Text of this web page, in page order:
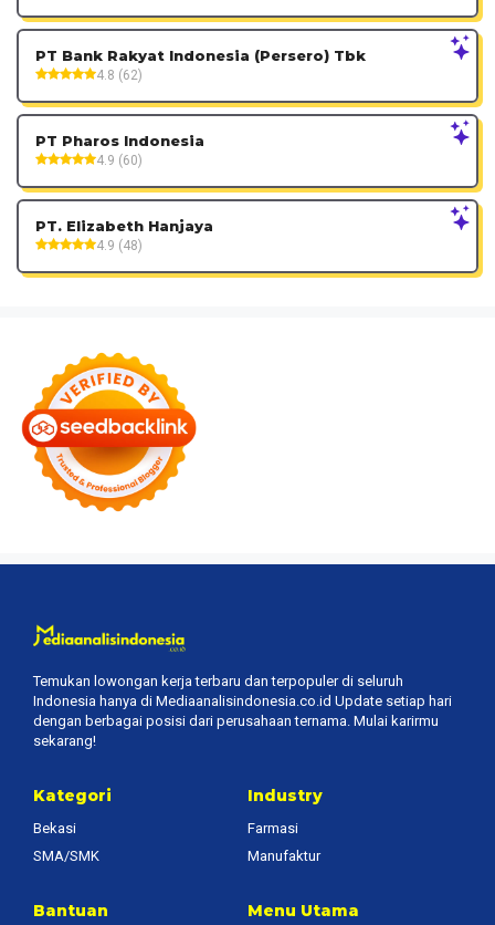
PT Bank Rakyat Indonesia (Persero) Tbk
4.8 (62)
PT Pharos Indonesia
4.9 (60)
PT. Elizabeth Hanjaya
4.9 (48)
Temukan lowongan kerja terbaru dan terpopuler di seluruh
Indonesia hanya di Mediaanalisindonesia.co.id Update setiap hari
dengan berbagai posisi dari perusahaan ternama. Mulai karirmu
sekarang!
Kategori
Bekasi
SMA/SMK
Industry
Farmasi
Manufaktur
Bantuan Menu Utama